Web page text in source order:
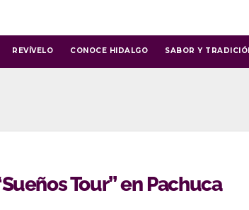
REVÍVELO CONOCE HIDALGO SABOR Y
Tour” en Pachuca